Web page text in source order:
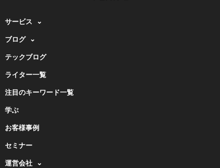
サービス
ブログ
テックブログ
ライター一覧
注目のキーワード一覧
学ぶ
お客様事例
セミナー
運営会社